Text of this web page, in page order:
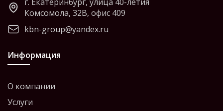
Комсомола, 32В, офис 409
kbn-group@yandex.ru
Информация
О компании
Услуги